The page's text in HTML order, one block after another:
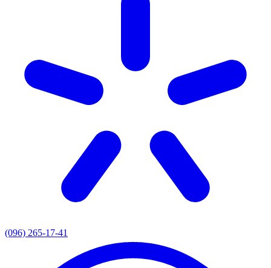
(096) 265-17-41